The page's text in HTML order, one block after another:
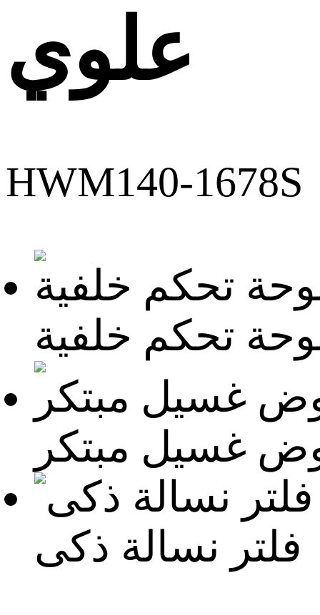
علوي
HWM140-1678S
تحكم خلفية
غسيل مبتكر
فلتر نسالة ذكى